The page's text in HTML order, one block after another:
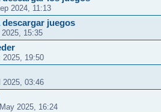
2024, 11:13
descargar juegos
15:35
2025, 19:50
03:46
2025, 16:24